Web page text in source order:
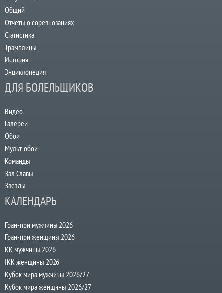
Общий
Отчеты о соревнованиях
Статистика
Трамплины
История
Энциклопедия
ДЛЯ БОЛЕЛЬЩИКОВ
Видео
Галереи
Обои
Мульт-обои
Команды
Зал Славы
Звезды
КАЛЕНДАРЬ
Гран-при мужчины 2026
Гран-при женщины 2026
КК мужчины 2026
IKK женщины 2026
Кубок мира мужчины 2026/27
Кубок мира женщины 2026/27